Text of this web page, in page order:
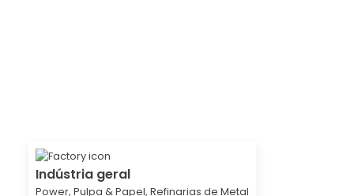
Indústria geral
Power, Pulpa & Papel, Refinarias de Metal